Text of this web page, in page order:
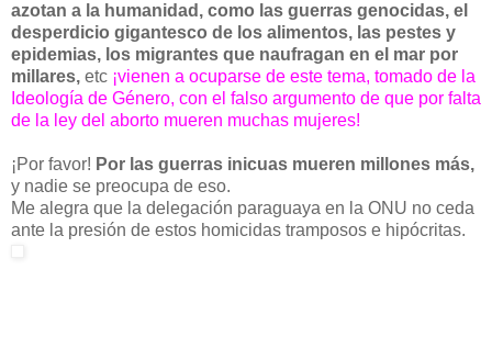
azotan a la humanidad, como las guerras genocidas, el
desperdicio gigantesco de los alimentos, las pestes y
epidemias, los migrantes que naufragan en el mar por
millares, etc ¡vienen a ocuparse de este tema, tomado de la
Ideología de Género, con el falso argumento de que por falta
de la ley del aborto mueren muchas mujeres!
¡Por favor! Por las guerras inicuas mueren millones más,
y nadie se preocupa de eso.
Me alegra que la delegación paraguaya en la ONU no ceda
ante la presión de estos homicidas tramposos e hipócritas.